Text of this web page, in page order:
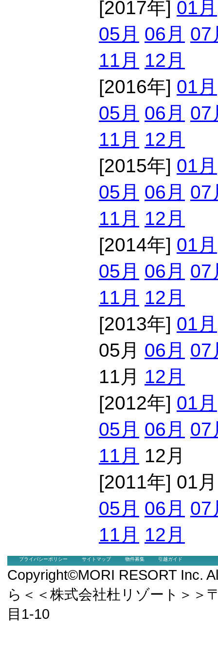
[2017年] 01月
05月 06月 07
11月 12月
[2016年] 01月
05月 06月 07
11月 12月
[2015年] 01月
05月 06月 07
11月 12月
[2014年] 01月
05月 06月 07
11月 12月
[2013年] 01月
05月 06月 07
11月 12月
[2012年] 01月
05月 06月 07
11月 12月
[2011年] 01
05月 06月 07
11月 12月
プライバシーポリシー サイトマップ 物件募集 引越ガイド
Copyright©MORI RESORT Inc.
ら＜＜株式会社杜リゾート＞＞
目1-10